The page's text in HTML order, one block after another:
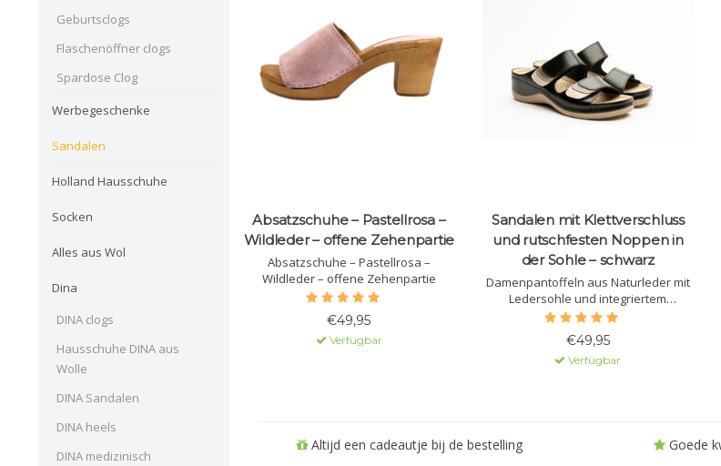
Geburtsclogs
Flaschenöffner clogs
Spardose Clog
Werbegeschenke
Sandalen
Holland Hausschuhe
Socken
Alles aus Wol
Dina
DINA clogs
Hausschuhe DINA aus
Wolle
DINA Sandalen
DINA heels
DINA medizinisch
Absatzschuhe – Pastellrosa –
Wildleder – offene Zehenpartie
Absatzschuhe – Pastellrosa –
Wildleder – offene Zehenpartie
€49,95
Verfügbar
Sandalen mit Klettverschluss
und rutschfesten Noppen in
der Sohle – schwarz
Damenpantoffeln aus Naturleder mit
Ledersohle und integriertem
Massagegel. Die Sohle besteht aus
Polyurethan mit rutschfestem Profil.
Der Klettverschluss am Obermaterial
sorgt für sicheren Halt.
€49,95
Verfügbar
Altijd een cadeautje bij de bestelling Goede